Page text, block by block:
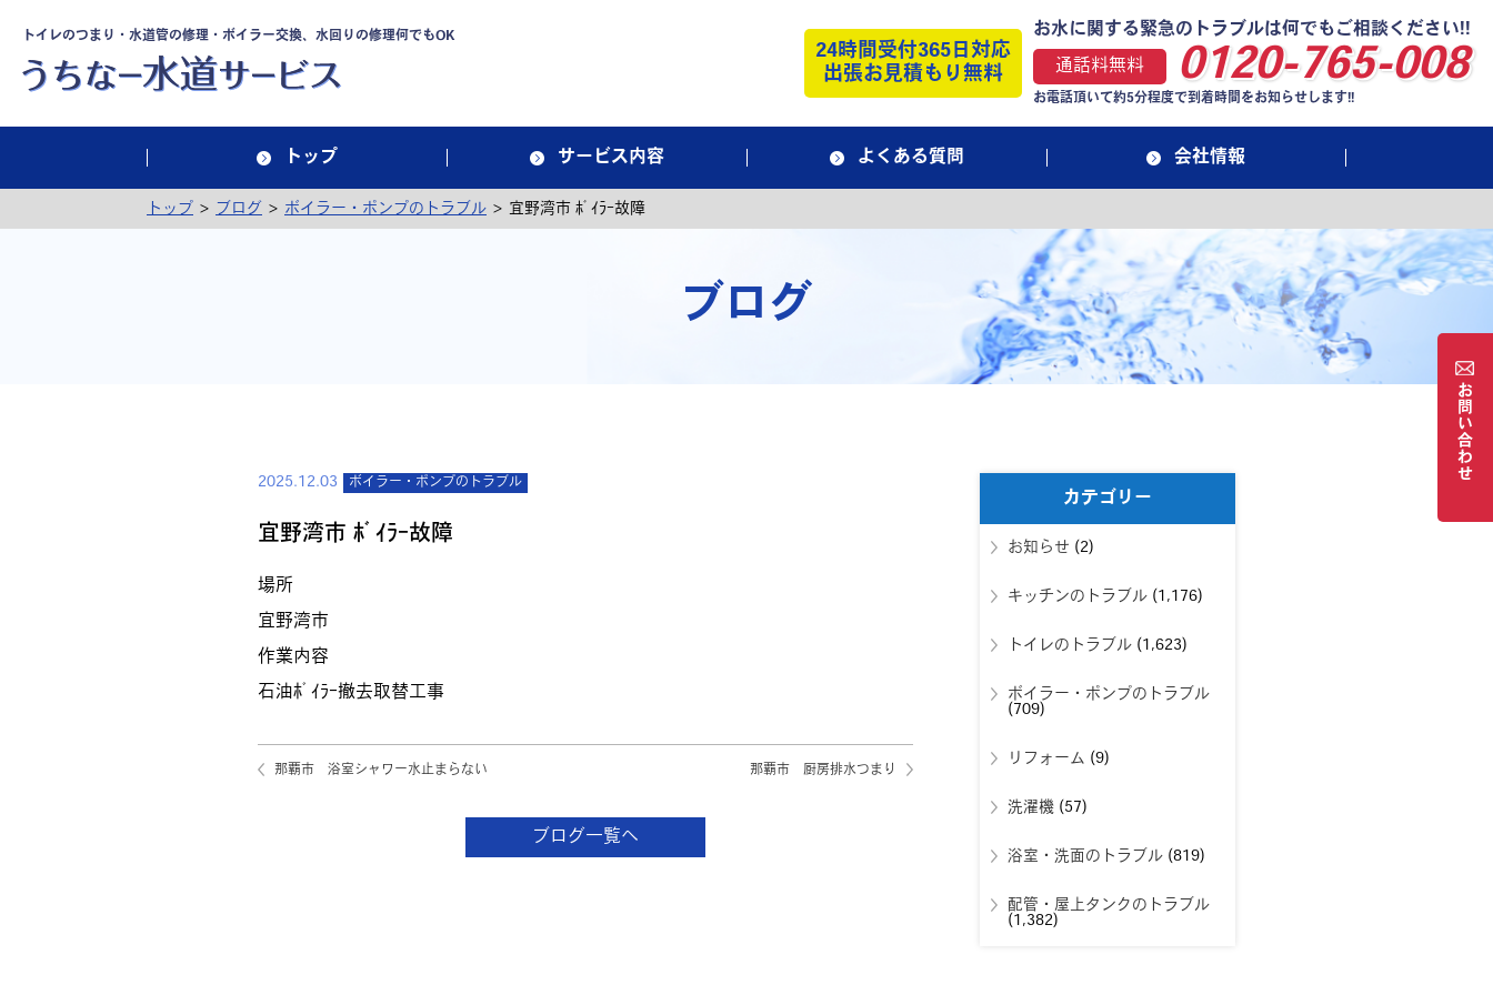
トイレのつまり・水道管の修理・ボイラー交換、水回りの修理何でもOK
24時間受付365日対応
出張お見積もり無料
お水に関する緊急のトラブルは何でもご相談ください!!
通話料無料 0120-765-008
お電話頂いて約5分程度で到着時間をお知らせします!!
トップ サービス内容 よくある質問 会社情報
トップ > ブログ > ボイラー・ポンプのトラブル > 宜野湾市 ﾎﾞｲﾗｰ故障
ブログ
2025.12.03 ボイラー・ポンプのトラブル
宜野湾市 ﾎﾞｲﾗｰ故障
場所
宜野湾市
作業内容
石油ﾎﾞｲﾗｰ撤去取替工事
那覇市 浴室シャワー水止まらない 那覇市 厨房排水つまり
ブログ一覧へ
カテゴリー
お知らせ (2)
キッチンのトラブル(1,176)
トイレのトラブル(1,623)
ボイラー・ポンプのトラブル
(709)
リフォーム (9)
洗濯機(57)
浴室・洗面のトラブル(819)
配管・屋上タンクのトラブル
(1,382)
お
問
い
合
わ
せ